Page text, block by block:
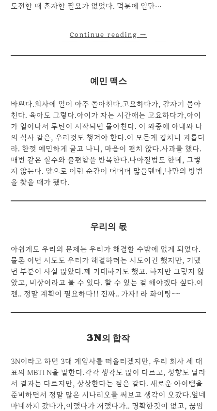
도전할 때 혼자할 필요가 없었다. 덕분에 일단…
Continue reading →
예민 맥스
바쁘다.회사에 일이 아주 몰아친다.고요하다가, 갑자기 몰아
친다. 육아도 그렇다.아이가 자는 시간애는 고요하다가,아이
가 일어나서 루틴이 시작되면 몰아친다. 이 와중에 아내와 나
의 식사 같은, 우리것도 챙겨야 한다.이 모든게 겹치니 괴롭더
라. 한껏 예민하게 굴고 나니, 마음이 편치 않다.사과를 했다.
매번 같은 실수와 불편함을 반복한다.나아질법도 한데, 그렇
지 않는다. 앞으로 이런 순간이 더더더 많을텐데,나만의 방법
을 찾을 때가 됐다.
우리의 몫
아쉽게도 우리의 문제는 우리가 해결할 수밖에 없게 되었다.
물론 이번 시도도 우리가 해결하려는 시도이긴 했지만, 기댔
던 부분이 사실 많았다.꽤 기대하기도 했고. 하지만 그렇지 않
았고, 비상이라고 볼 수 있다. 할 수 있는 걸 해야겠다 싶다.이
젠.. 정말 계획이 필요하다!! 진짜.. 가자! 라 화이팅~~
3N의 합작
3N이라고 하면 3대 게임사를 떠올리겠지만, 우리 회사 세 대
표의 MBTI N을 말한다.각각 생각도 많이 다르고, 성향도 달라
서 결과는 다르지만, 상상한다는 점은 같다. 새로운 아이템을
준비하면서 정말 많은 시나리오를 써보고 생각이 오갔다.엎네
마네까지 갔다가,이랬다가 저랬다가.. 명확한것이 없고, 끊임